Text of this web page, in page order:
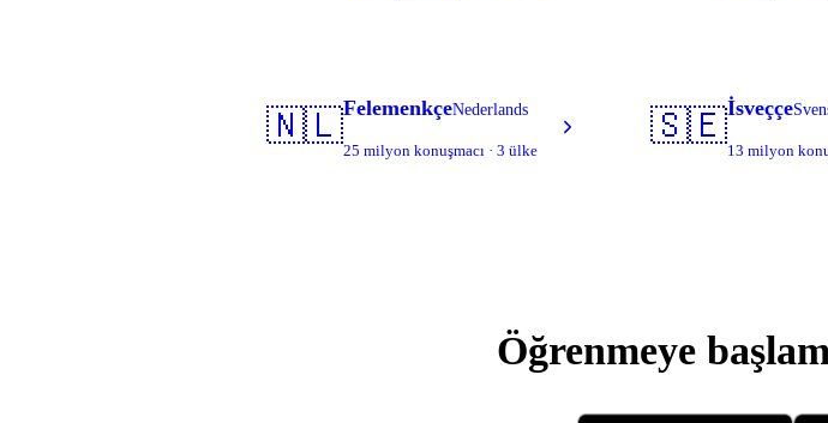
🇳🇱FelemenkçeNederlands
25 milyon konuşmacı · 3 ülke
🇸🇪İsveççe
13 milyon
Öğrenmeye